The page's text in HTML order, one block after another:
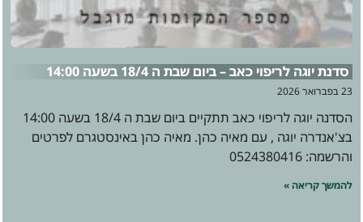
סדנת יוגה לריפוי כאב – ביום שבת ה 18/4 בשעה 14:00
23 בפברואר 2026
הסדנה יוגה לריפוי כאב תתקיים ביום שבת ה 18/4 בשעה 14:00
בצ'אנדרה יוגה , עם מאיה כהן. מאיה כהן באינסטגרם לפרטים
והרשמה: 0524380416
להמשך קריאה »